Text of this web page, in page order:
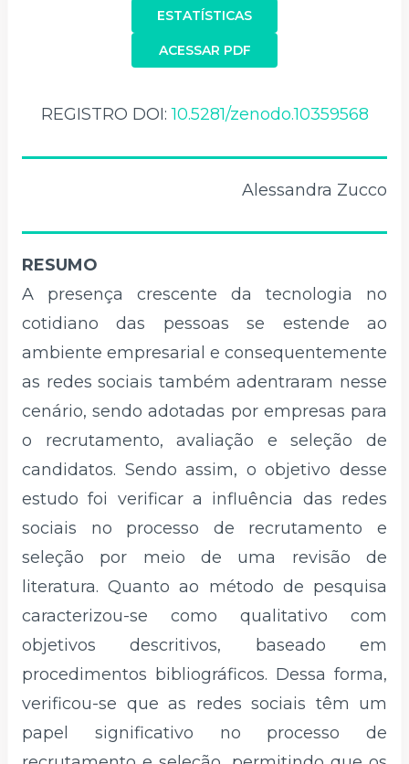
ACESSAR PDF
ESTATÍSTICAS
REGISTRO DOI:10.5281/zenodo.10359568
Alessandra Zucco
RESUMO
A presença crescente da tecnologia no
cotidiano das pessoas se estende ao
ambiente empresarial e consequentemente
as redes sociais também adentraram nesse
cenário, sendo adotadas por empresas para
o recrutamento, avaliação e seleção de
candidatos. Sendo assim, o objetivo desse
estudo foi verificar a influência das redes
sociais no processo de recrutamento e
seleção por meio de uma revisão de
literatura. Quanto ao método de pesquisa
caracterizou-se como qualitativo com
objetivos descritivos, baseado em
procedimentos bibliográficos. Dessa forma,
verificou-se que as redes sociais têm um
papel significativo no processo de